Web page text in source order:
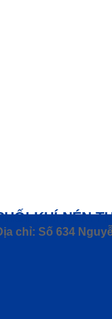
KHÍ NÉN
chỉ: Số 634